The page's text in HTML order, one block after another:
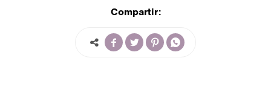
Compartir:
   